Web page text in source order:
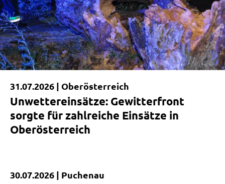
31.07.2026 | Oberösterreich
Unwettereinsätze: Gewitterfront
sorgte für zahlreiche Einsätze in
Oberösterreich
30.07.2026 | Puchenau